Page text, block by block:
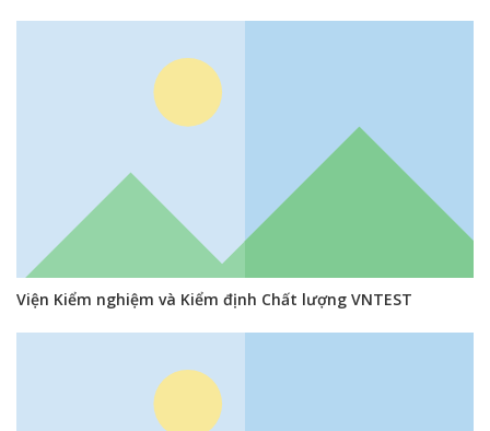
Viện Kiểm nghiệm và Kiểm định Chất lượng VNTEST